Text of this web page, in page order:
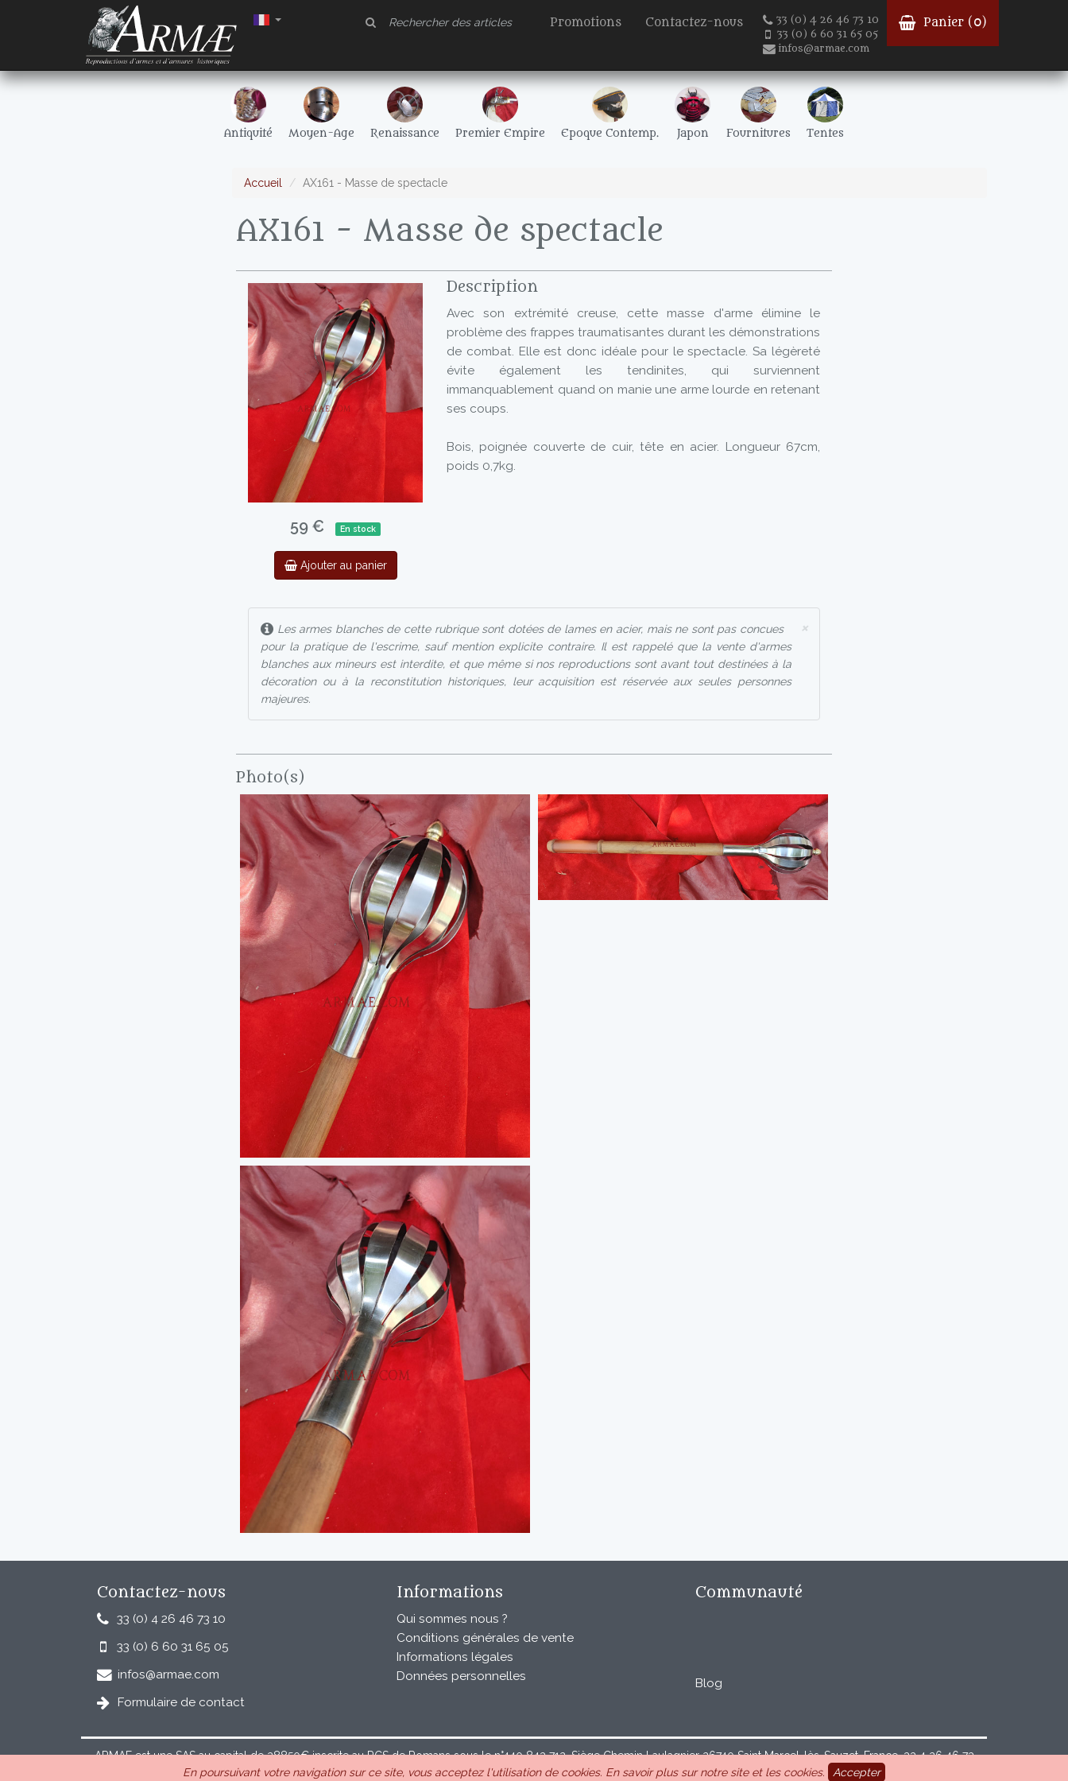
Promotions Contactez-nous
33 (0) 4 26 46 73 10
33 (0) 6 60 31 65 05
infos@armae.com
Panier ( 0)
Antiquité Moyen-Age Renaissance Premier Empire Epoque Contemp. Japon Fournitures Tentes
Accueil AX161 - Masse de spectacle
AX161 - Masse de spectacle
59 € En stock
Ajouter au panier
Description
Avec son extrémité creuse, cette masse d'arme élimine le
problème des frappes traumatisantes durant les démonstrations
de combat. Elle est donc idéale pour le spectacle. Sa légèreté
évite également les tendinites, qui surviennent
immanquablement quand on manie une arme lourde en retenant
ses coups.
Bois, poignée couverte de cuir, tête en acier. Longueur 67cm,
poids 0,7kg.
×
Les armes blanches de cette rubrique sont dotées de lames en acier, mais ne sont pas concues
pour la pratique de l'escrime, sauf mention explicite contraire. Il est rappelé que la vente d'armes
blanches aux mineurs est interdite, et que même si nos reproductions sont avant tout destinées à la
décoration ou à la reconstitution historiques, leur acquisition est réservée aux seules personnes
majeures.
Photo(s)
Contactez-nous
33 (0) 4 26 46 73 10
33 (0) 6 60 31 65 05
infos@armae.com
Formulaire de contact
Informations
Qui sommes nous ?
Conditions générales de vente
Informations légales
Données personnelles
Communauté
Blog
ARMAE est une SAS au capital de 28850€ inscrite au RCS de Romans sous le n°440 843 712. Siège Chemin Laulagnier 26740 Saint Marcel-lès-Sauzet, France, 33 4 26 46 73
10.
En poursuivant votre navigation sur ce site, vous acceptez l'utilisation de cookies. En savoir plus sur notre site et les cookies. Accepter